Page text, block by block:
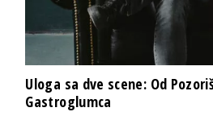
Uloga sa dve scene: Od
Gastroglumca